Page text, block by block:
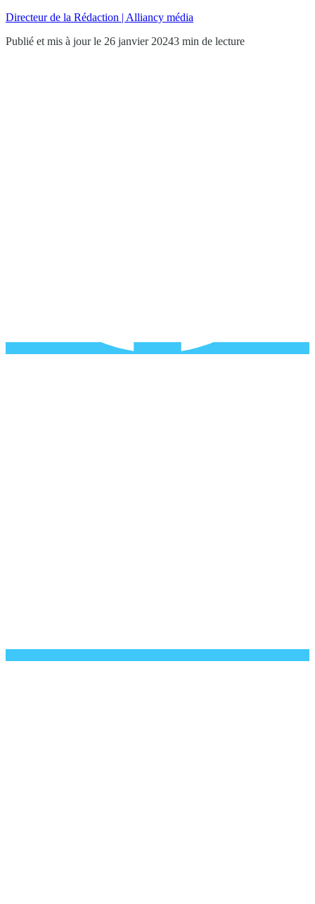
Directeur de la Rédaction | Alliancy média
Publié et mis à jour le 26 janvier 20243 min de lecture